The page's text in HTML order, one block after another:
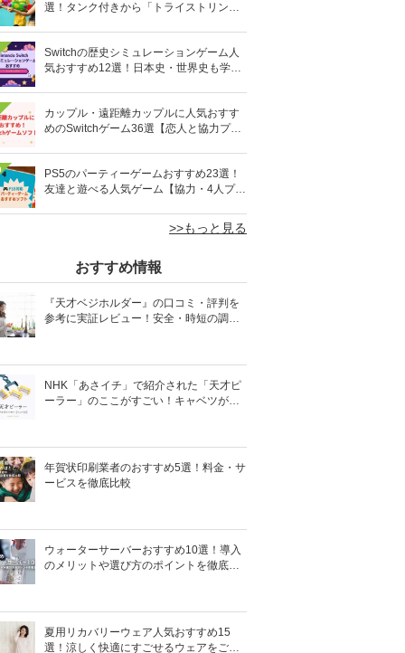
選！タンク付きから「トライストリンガ
Switchの歴史シミュレーションゲーム人
気おすすめ12選！日本史・世界史も学べ
カップル・遠距離カップルに人気おすす
めのSwitchゲーム36選【恋人と協力プレ
PS5のパーティーゲームおすすめ23選！
友達と遊べる人気ゲーム【協力・4人プレ
>>もっと見る
おすすめ情報
『天才ベジホルダー』の口コミ・評判を
参考に実証レビュー！安全・時短の調理
NHK「あさイチ」で紹介された「天才ピ
ーラー」のここがすごい！キャベツがほ
年賀状印刷業者のおすすめ5選！料金・サ
ービスを徹底比較
ウォーターサーバーおすすめ10選！導入
のメリットや選び方のポイントを徹底解
夏用リカバリーウェア人気おすすめ15
選！涼しく快適にすごせるウェアをご紹